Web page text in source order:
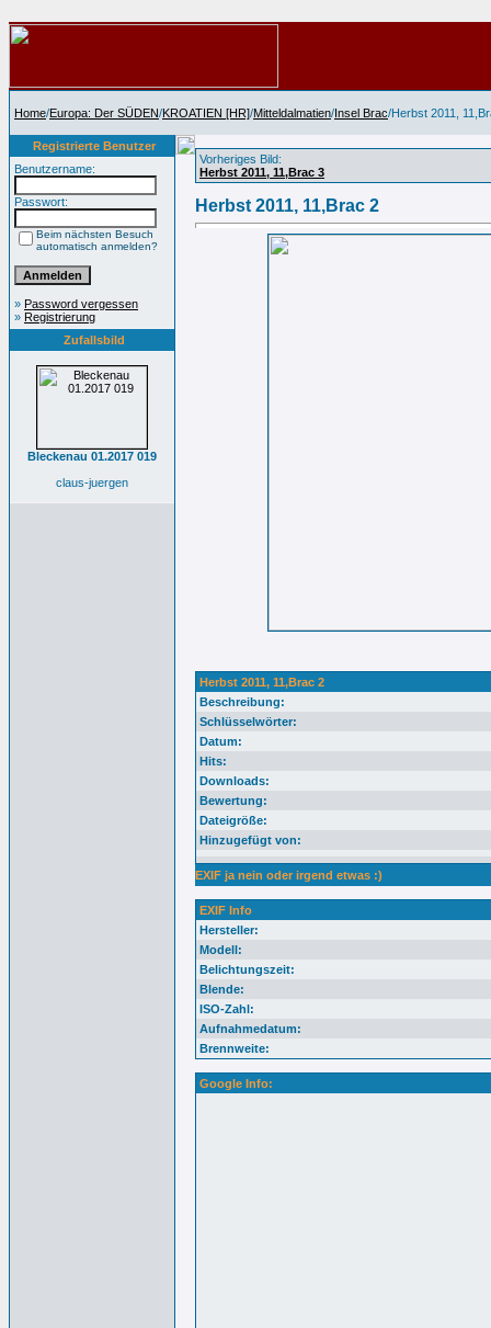
Home/Europa: Der SÜDEN/KROATIEN [HR]/Mitteldalmatien/Insel Brac/Herbst 2011,
Registrierte Benutzer
Benutzername:
Passwort:
Beim nächsten Besuch
automatisch anmelden?
» Password vergessen
» Registrierung
Zufallsbild
Bleckenau 01.2017 019
claus-juergen
Vorheriges Bild:
Herbst 2011, 11,Brac 3
Herbst 2011, 11,Brac 2
Herbst 2011, 11,Brac 2
Beschreibung:
Schlüsselwörter:
Datum:
Hits:
Downloads:
Bewertung:
Dateigröße:
Hinzugefügt von:
EXIF ja nein oder irgend etwas :)
EXIF Info
Hersteller:
Modell:
Belichtungszeit:
Blende:
ISO-Zahl:
Aufnahmedatum:
Brennweite:
Google Info: